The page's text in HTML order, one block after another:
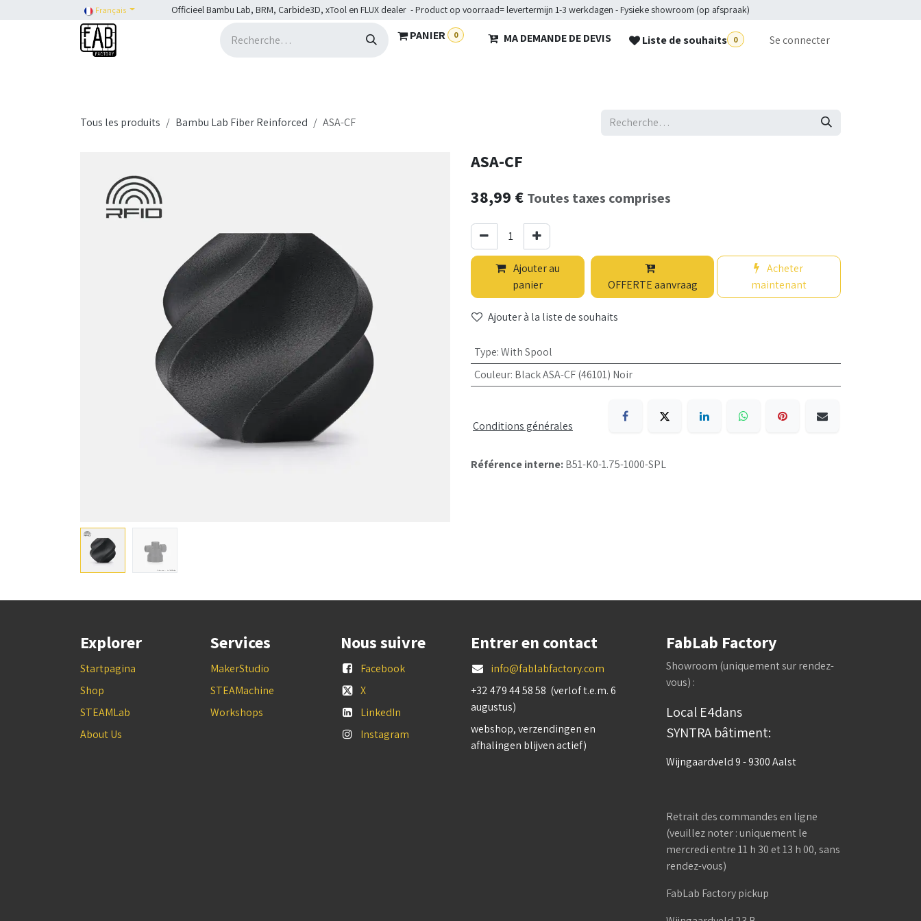
Se rendre au contenuFrançais Officieel Bambu Lab, BRM, Carbide3D, xTool en FLUX dealer - Product op voorraad= levertermijn 1-3 werkdagen - Fysieke showroom (op afspraak)
PANIER 0 MA DEMANDE DE DEVIS Liste de souhaits 0 Se connecter
Tous les produits Bambu Lab Fiber Reinforced ASA-CF
ASA-CF
38,99 € Toutes taxes comprises
Ajouter au
panier
OFFERTE aanvraag
Acheter
maintenant
Ajouter à la liste de souhaits
Type:With Spool
Couleur: Black ASA-CF (46101) Noir
Conditions générales
Référence interne:B51-K0-1.75-1000-SPL
Explorer
Startpagina
Shop
STEAMLab
About Us
Services
MakerStudio
STEAMachine
Workshops
Nous suivre
Facebook
X
LinkedIn
Instagram
Entrer en contact
info@fablabfactory.com
+32 479 44 58 58 (verlof t.e.m. 6
augustus)
webshop, verzendingen en
afhalingen blijven actief)
FabLab Factory
Showroom (uniquement sur rendez-
vous) :
Local E4dans
SYNTRA bâtiment:
Wijngaardveld 9 - 9300 Aalst
Retrait des commandes en ligne
(veuillez noter : uniquement le
mercredi entre 11 h 30 et 13 h 00, sans
rendez-vous)
FabLab Factory pickup